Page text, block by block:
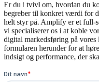
Er du i tvivl om, hvordan du
begreber til konkret værdi for
helt styr på. Amplify er et full-
vi specialiserer os i at koble
digital markedsføring på
formularen herunder for at
indsigt og performance, der